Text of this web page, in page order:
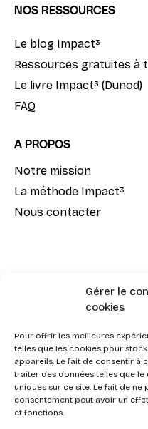
Gérer le
cookies
Pour offrir les meilleures
telles que les cookies pour
appareils. Le fait de consentir à
traiter des données telles que
uniques sur ce site. Le fait de
consentement peut avoir un
et fonctions.
NOS RESSOURCES
Le blog Impact³
Ressources gratuites à
Le livre Impact³ (Dunod)
FAQ
A PROPOS
Notre mission
La méthode Impact³
Nous contacter
triple performance
Respect de la vie privée
Personnes en situation
Livret d’accueil
CGU de la plateforme